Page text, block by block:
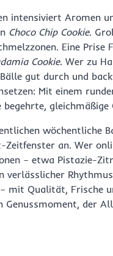
intensiviert Aromen
Choco Chip Cookie.
Eine Prise
Cookie. Wer zu
gut durch und
Mit einem
gleichmäßige
wöchentliche
Zeitfenster an. Wer
– etwa Pistazie-
mit Qualität, Frische
Genussmoment, der